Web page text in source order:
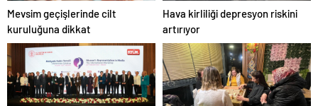
Mevsim geçişlerinde cilt
kuruluğuna dikkat
Hava kirliliği depresyon riskini
artırıyor